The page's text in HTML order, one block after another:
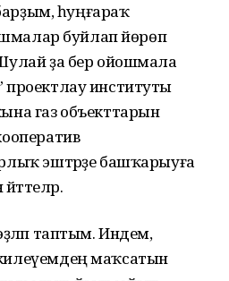
һуңғараҡ
буйлап йөрөп
ҙа бер ойошмала
проектлау институты
газ объекттарын
эштәрҙе башҡарыуға
таптым. Индем,
маҡсатын